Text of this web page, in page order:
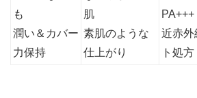
も
潤い＆カバー
力保持
肌
素肌のような
仕上がり
PA+++
近赤外
ト処方